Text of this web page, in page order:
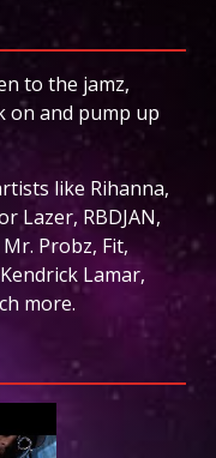
to the jamz,
on and pump up
like Rihanna,
Lazer, RBDJAN,
Probz, Fit,
Lamar,
more.